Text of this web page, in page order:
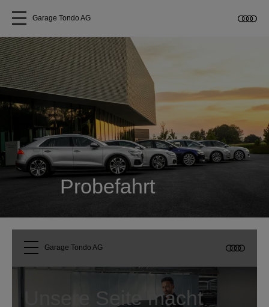
Alle Modelle
Über uns
Audi kaufen
Service & Reparatur
Garage Tondo AG
Probefahrt